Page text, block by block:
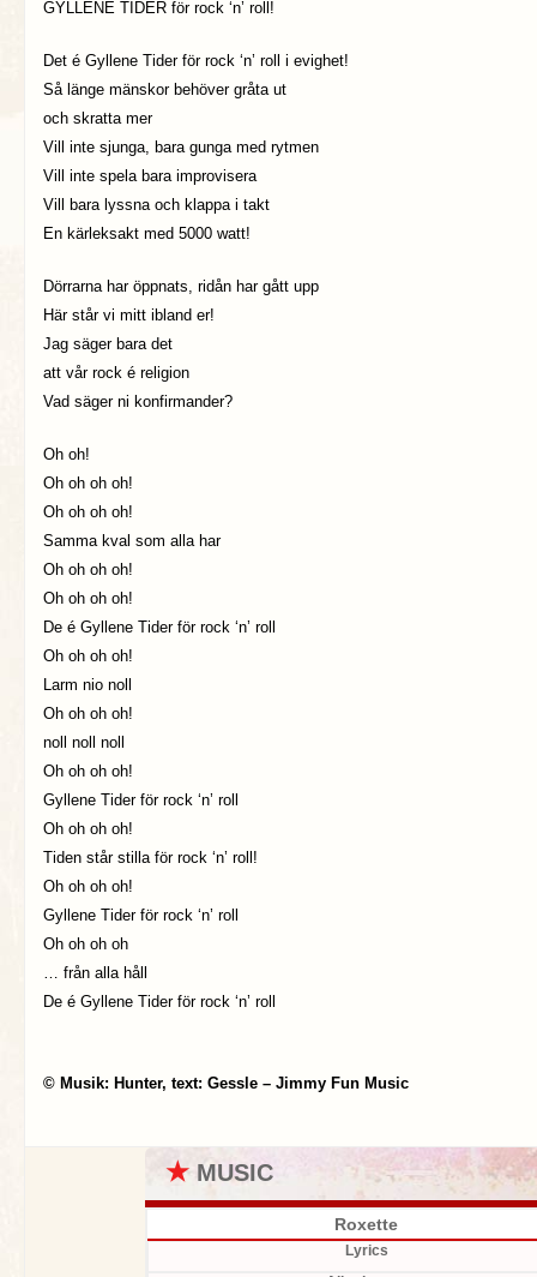
GYLLENE TIDER för rock ‘n’ roll!
Det é Gyllene Tider för rock ‘n’ roll i evighet!
Så länge mänskor behöver gråta ut
och skratta mer
Vill inte sjunga, bara gunga med rytmen
Vill inte spela bara improvisera
Vill bara lyssna och klappa i takt
En kärleksakt med 5000 watt!
Dörrarna har öppnats, ridån har gått upp
Här står vi mitt ibland er!
Jag säger bara det
att vår rock é religion
Vad säger ni konfirmander?
Oh oh!
Oh oh oh oh!
Oh oh oh oh!
Samma kval som alla har
Oh oh oh oh!
Oh oh oh oh!
De é Gyllene Tider för rock ‘n’ roll
Oh oh oh oh!
Larm nio noll
Oh oh oh oh!
noll noll noll
Oh oh oh oh!
Gyllene Tider för rock ‘n’ roll
Oh oh oh oh!
Tiden står stilla för rock ‘n’ roll!
Oh oh oh oh!
Gyllene Tider för rock ‘n’ roll
Oh oh oh oh
… från alla håll
De é Gyllene Tider för rock ‘n’ roll
© Musik: Hunter, text: Gessle – Jimmy Fun Music
★ MUSIC
Roxette
Lyrics